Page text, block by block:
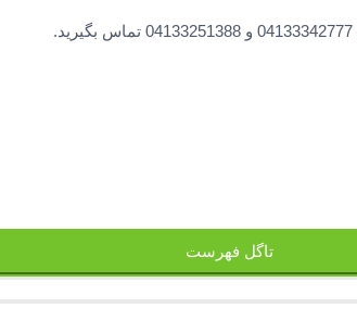
تاگل فهرست